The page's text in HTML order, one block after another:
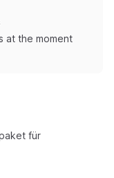
at the moment
für